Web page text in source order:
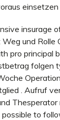
einsetzen
insurage
und Rolle
pro principal
folgen
. Aufruf
Thesperator
to